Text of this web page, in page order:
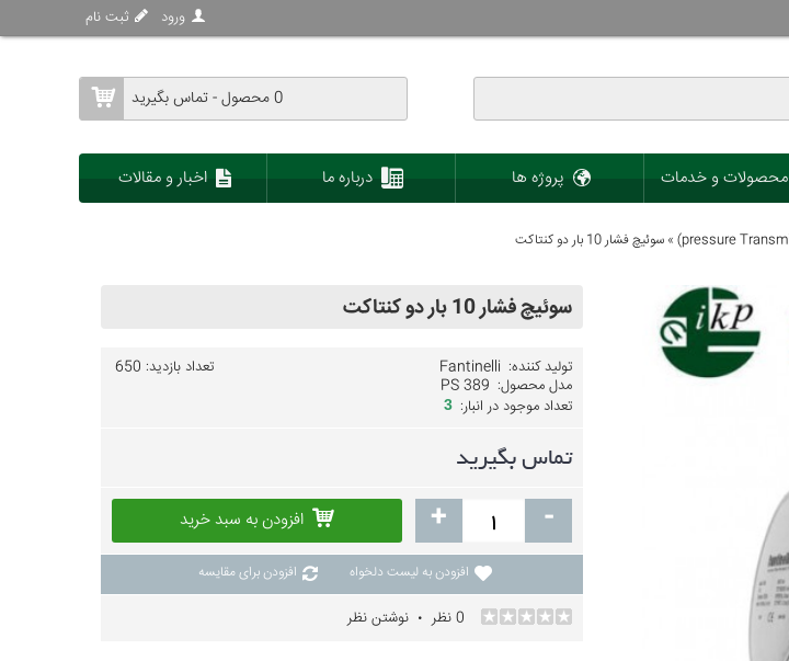
ورود ثبت نام
0 محصول - تماس بگیرید
محصولات و خدمات پروژه ها درباره ما اخبار و مقالات
» سوئیچ فشار 10 بار دو کنتاکت
سوئیچ فشار 10 بار دو کنتاکت
تعداد بازدید: 650 تولید کننده: Fantinelli
مدل محصول: PS 389
تعداد موجود در انبار: 3
تماس بگیرید
-
+ افزودن به سبد خرید
افزودن به لیست دلخواه افزودن برای مقایسه
0 نظر • نوشتن نظر